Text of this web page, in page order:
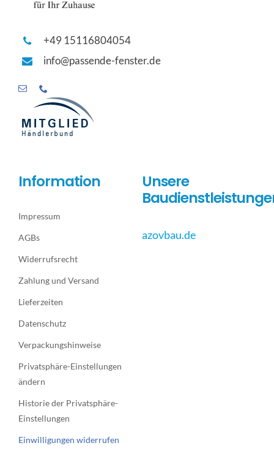
+49 15116804054
info@passende-fenster.de
Information
Impressum
AGBs
Widerrufsrecht
Zahlung und Versand
Lieferzeiten
Datenschutz
Verpackungshinweise
Privatsphäre-Einstellungen
ändern
Historie der Privatsphäre-
Einstellungen
Einwilligungen widerrufen
Unsere
azovbau.de